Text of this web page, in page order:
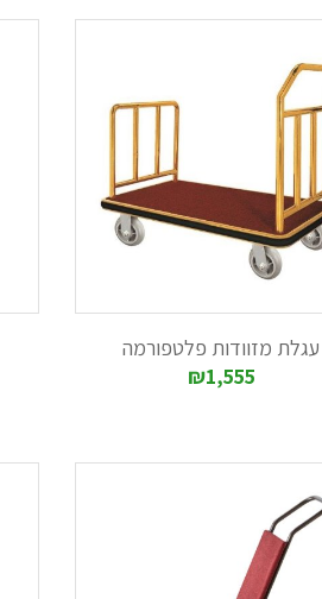
או עגלות כביסה מניקל, הכוללות שק
עגלות הכלוב ניתן להזמין במס' גדלים, עם
גדלים ועיצובים, המביאות את היוקרה
ע"י חברת "מדיליין יבוא ושיווק". אתם
עגלת מזוודות פלטפורמה
₪1,555